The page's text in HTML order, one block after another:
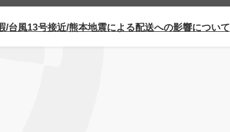
/台風13号接近/熊本地震による配送への影響について